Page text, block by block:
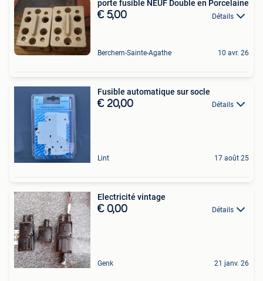
porte fusible NEUF Double en Porcelaine
€ 5,00 Détails
Berchem-Sainte-Agathe 10 avr. 26
Fusible automatique sur socle
€ 20,00 Détails
Lint 17 août 25
Electricité vintage
€ 0,00 Détails
Genk 21 janv. 26